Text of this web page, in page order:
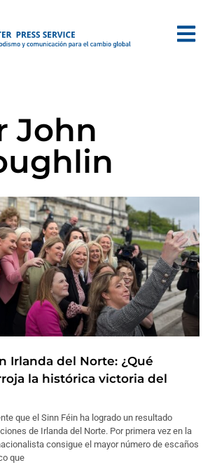
John
Irlanda del Norte: ¿Qué
la histórica victoria del
que el Sinn Féin ha logrado un resultado
de Irlanda del Norte. Por primera vez en la
consigue el mayor número de escaños
que